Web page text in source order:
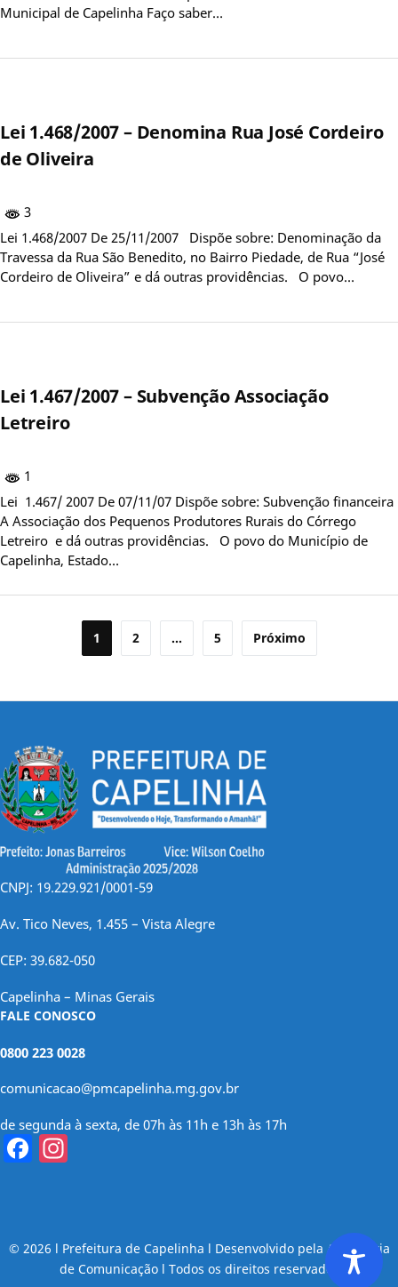
Municipal de Capelinha Faço saber…
Lei 1.468/2007 – Denomina Rua José Cordeiro
de Oliveira
3
Lei 1.468/2007 De 25/11/2007 Dispõe sobre: Denominação da
Travessa da Rua São Benedito, no Bairro Piedade, de Rua “José
Cordeiro de Oliveira” e dá outras providências. O povo…
Lei 1.467/2007 – Subvenção Associação
Letreiro
1
Lei 1.467/ 2007 De 07/11/07 Dispõe sobre: Subvenção financeira
A Associação dos Pequenos Produtores Rurais do Córrego
Letreiro e dá outras providências. O povo do Município de
Capelinha, Estado…
Paginação
posts
1 2 … 5 Próximo
CNPJ: 19.229.921/0001-59
Av. Tico Neves, 1.455 – Vista Alegre
CEP: 39.682-050
Capelinha – Minas Gerais
FALE CONOSCO
0800 223 0028
comunicacao@pmcapelinha.mg.gov.br
de segunda à sexta, de 07h às 11h e 13h às 17h
Facebook
© 2026 l Prefeitura de Capelinha l Desenvolvido pela Assessoria
de Comunicação l Todos os direitos reservados